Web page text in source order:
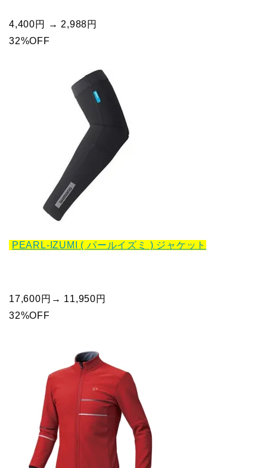
4,400円 → 2,988円
32%OFF
PEARL-IZUMI ( パールイズミ ) ジャケット
17,600円→ 11,950円
32%OFF